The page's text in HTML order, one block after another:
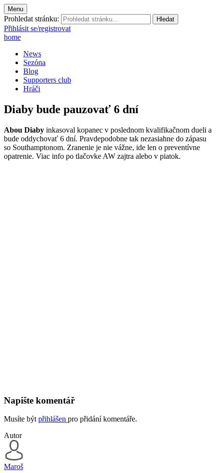
Menu
Prohledat stránku:
Přihlásit se/registrovat
home
News
Sezóna
Blog
Supporters club
Hráči
Diaby bude pauzovať 6 dní
Abou Diaby inkasoval kopanec v poslednom kvalifikačnom dueli a
bude oddychovať 6 dní. Pravdepodobne tak nezasiahne do zápasu
so Southamptonom. Zranenie je nie vážne, ide len o preventívne
opatrenie. Viac info po tlačovke AW zajtra alebo v piatok.
Napište komentář
Musíte být přihlášen pro přidání komentáře.
Autor
Maroš